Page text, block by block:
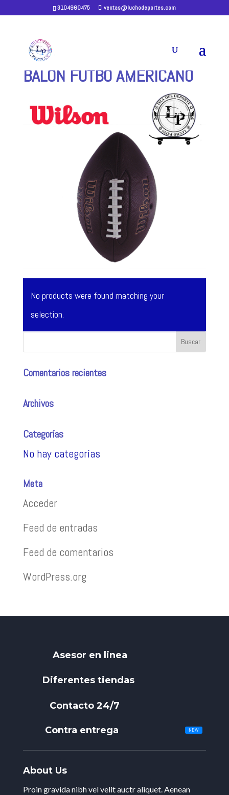
3104960475 ventas@luchodeportes.com
Home/
AMERICANO
BALON FUTBO AMERICANO
No products were found matching your
selection.
Comentarios recientes
Archivos
Categorías
No hay categorías
Meta
Acceder
Feed de entradas
Feed de comentarios
WordPress.org
Asesor en linea
Diferentes tiendas
Contacto 24/7
Contra entrega
About Us
Proin gravida nibh vel velit auctr aliquet. Aenean